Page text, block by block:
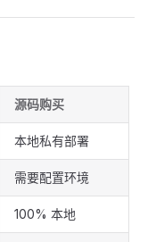
源码购买
本地私有部署
需要配置环境
100% 本地